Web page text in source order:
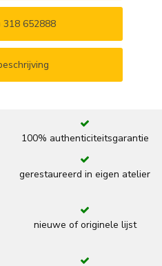
318 652888
100% authenticiteitsgarantie
gerestaureerd in eigen atelier
nieuwe of originele lijst